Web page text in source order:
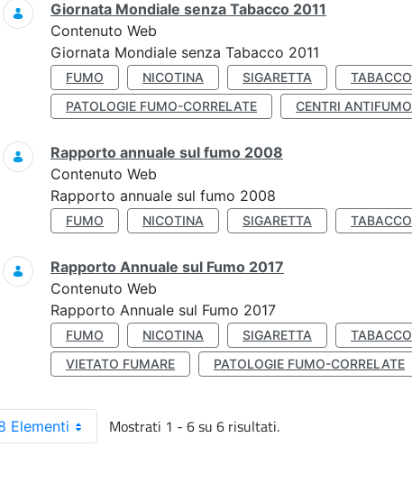
Giornata Mondiale senza Tabacco 2011
Contenuto Web
Giornata Mondiale senza Tabacco 2011
FUMO NICOTINA SIGARETTA TABACCO
PATOLOGIE FUMO-CORRELATE
CENTRI ANTIFUMO
Rapporto annuale sul fumo 2008
Contenuto Web
Rapporto annuale sul fumo 2008
FUMO NICOTINA SIGARETTA TABACCO
Rapporto Annuale sul Fumo 2017
Contenuto Web
Rapporto Annuale sul Fumo 2017
FUMO NICOTINA SIGARETTA TABACCO
VIETATO FUMARE
PATOLOGIE FUMO-CORRELATE
Elementi Mostrati 1 - 6 su 6 risultati.